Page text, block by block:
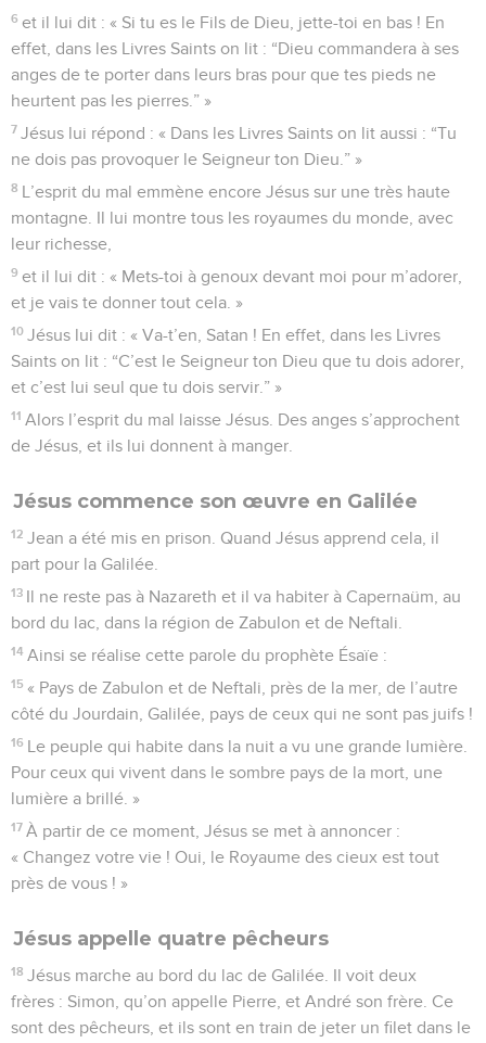
6 et il lui dit : « Si tu es le Fils de Dieu, jette-toi en bas ! En
effet, dans les Livres Saints on lit : “Dieu commandera à ses
anges de te porter dans leurs bras pour que tes pieds ne
heurtent pas les pierres.” »
7 Jésus lui répond : « Dans les Livres Saints on lit aussi : “Tu
ne dois pas provoquer le Seigneur ton Dieu.” »
8 L’esprit du mal emmène encore Jésus sur une très haute
montagne. Il lui montre tous les royaumes du monde, avec
leur richesse,
9 et il lui dit : « Mets-toi à genoux devant moi pour m’adorer,
et je vais te donner tout cela. »
10 Jésus lui dit : « Va-t’en, Satan ! En effet, dans les Livres
Saints on lit : “C’est le Seigneur ton Dieu que tu dois adorer,
et c’est lui seul que tu dois servir.” »
11 Alors l’esprit du mal laisse Jésus. Des anges s’approchent
de Jésus, et ils lui donnent à manger.
Jésus commence son œuvre en Galilée
12 Jean a été mis en prison. Quand Jésus apprend cela, il
part pour la Galilée.
13 Il ne reste pas à Nazareth et il va habiter à Capernaüm, au
bord du lac, dans la région de Zabulon et de Neftali.
14 Ainsi se réalise cette parole du prophète Ésaïe :
15 « Pays de Zabulon et de Neftali, près de la mer, de l’autre
côté du Jourdain, Galilée, pays de ceux qui ne sont pas juifs !
16 Le peuple qui habite dans la nuit a vu une grande lumière.
Pour ceux qui vivent dans le sombre pays de la mort, une
lumière a brillé. »
17 À partir de ce moment, Jésus se met à annoncer :
« Changez votre vie ! Oui, le Royaume des cieux est tout
près de vous ! »
Jésus appelle quatre pêcheurs
18 Jésus marche au bord du lac de Galilée. Il voit deux
frères : Simon, qu’on appelle Pierre, et André son frère. Ce
sont des pêcheurs, et ils sont en train de jeter un filet dans le